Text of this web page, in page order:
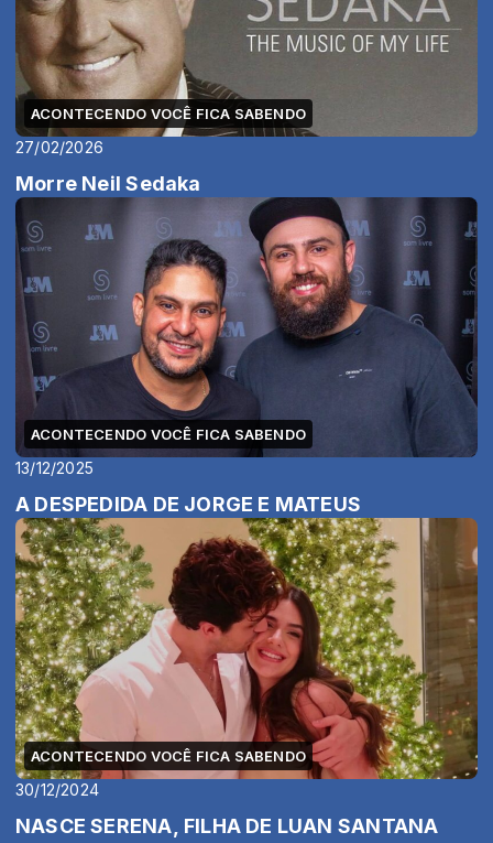
ACONTECENDO VOCÊ FICA SABENDO
27/02/2026
Morre Neil Sedaka
ACONTECENDO VOCÊ FICA SABENDO
13/12/2025
A DESPEDIDA DE JORGE E MATEUS
ACONTECENDO VOCÊ FICA SABENDO
30/12/2024
NASCE SERENA, FILHA DE LUAN SANTANA